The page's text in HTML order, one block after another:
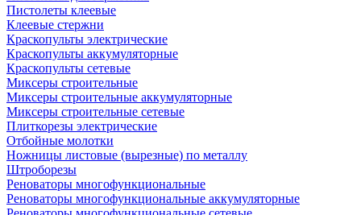
Пистолеты клеевые
Клеевые стержни
Краскопульты электрические
Краскопульты аккумуляторные
Краскопульты сетевые
Миксеры строительные
Миксеры строительные аккумуляторные
Миксеры строительные сетевые
Плиткорезы электрические
Отбойные молотки
Ножницы листовые (вырезные) по металлу
Штроборезы
Реноваторы многофункциональные
Реноваторы многофункциональные аккумуляторные